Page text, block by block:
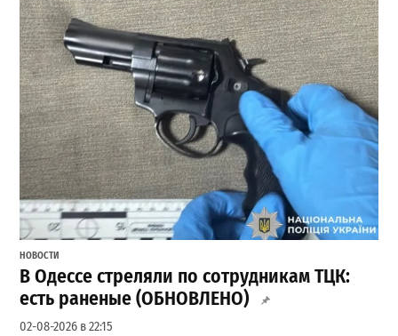
НОВОСТИ
В Одессе стреляли по сотрудникам ТЦК:
есть раненые (ОБНОВЛЕНО)
02-08-2026 в 22:15